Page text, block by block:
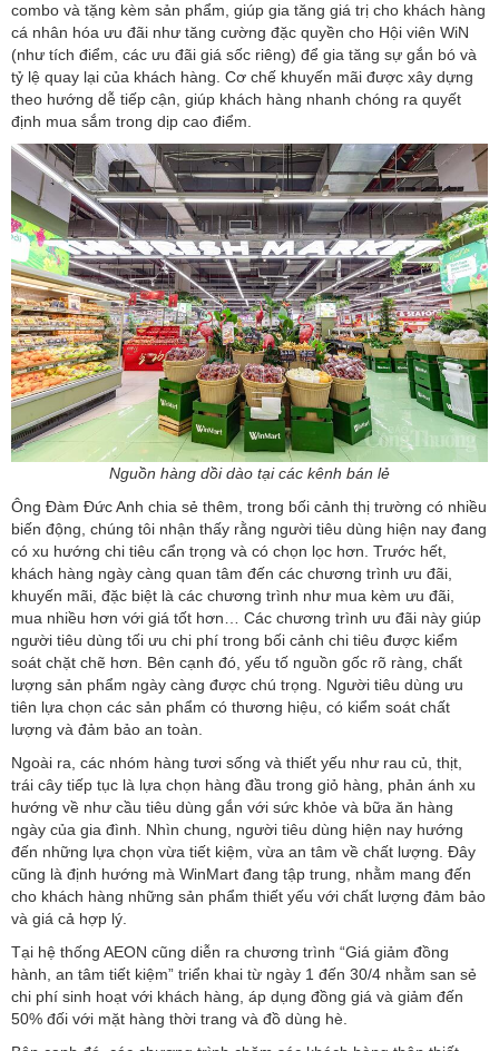
combo và tặng kèm sản phẩm, giúp gia tăng giá trị cho khách hàng
cá nhân hóa ưu đãi như tăng cường đặc quyền cho Hội viên WiN
(như tích điểm, các ưu đãi giá sốc riêng) để gia tăng sự gắn bó và
tỷ lệ quay lại của khách hàng. Cơ chế khuyến mãi được xây dựng
theo hướng dễ tiếp cận, giúp khách hàng nhanh chóng ra quyết
định mua sắm trong dịp cao điểm.
Nguồn hàng dồi dào tại các kênh bán lẻ
Ông Đàm Đức Anh chia sẻ thêm, trong bối cảnh thị trường có nhiều
biến động, chúng tôi nhận thấy rằng người tiêu dùng hiện nay đang
có xu hướng chi tiêu cẩn trọng và có chọn lọc hơn. Trước hết,
khách hàng ngày càng quan tâm đến các chương trình ưu đãi,
khuyến mãi, đặc biệt là các chương trình như mua kèm ưu đãi,
mua nhiều hơn với giá tốt hơn… Các chương trình ưu đãi này giúp
người tiêu dùng tối ưu chi phí trong bối cảnh chi tiêu được kiểm
soát chặt chẽ hơn. Bên cạnh đó, yếu tố nguồn gốc rõ ràng, chất
lượng sản phẩm ngày càng được chú trọng. Người tiêu dùng ưu
tiên lựa chọn các sản phẩm có thương hiệu, có kiểm soát chất
lượng và đảm bảo an toàn.
Ngoài ra, các nhóm hàng tươi sống và thiết yếu như rau củ, thịt,
trái cây tiếp tục là lựa chọn hàng đầu trong giỏ hàng, phản ánh xu
hướng về như cầu tiêu dùng gắn với sức khỏe và bữa ăn hàng
ngày của gia đình. Nhìn chung, người tiêu dùng hiện nay hướng
đến những lựa chọn vừa tiết kiệm, vừa an tâm về chất lượng. Đây
cũng là định hướng mà WinMart đang tập trung, nhằm mang đến
cho khách hàng những sản phẩm thiết yếu với chất lượng đảm bảo
và giá cả hợp lý.
Tại hệ thống AEON cũng diễn ra chương trình “Giá giảm đồng
hành, an tâm tiết kiệm” triển khai từ ngày 1 đến 30/4 nhằm san sẻ
chi phí sinh hoạt với khách hàng, áp dụng đồng giá và giảm đến
50% đối với mặt hàng thời trang và đồ dùng hè.